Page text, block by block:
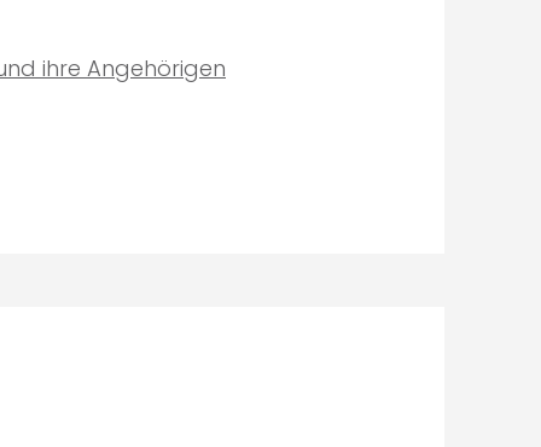
ihre Angehörigen